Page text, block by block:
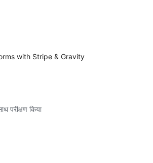
with Stripe & Gravity
परीक्षण किया